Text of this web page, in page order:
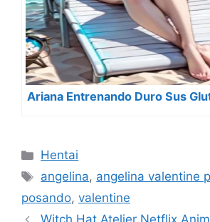
Ariana Entrenando Duro Sus
Categorías
Hentai
Etiquetas
angelina, angelina valentine
posando, valentine